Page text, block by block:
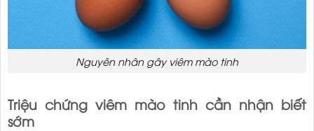
Nguyên nhân gây viêm mào tinh
Triệu chứng viêm mào tinh cần nhận biết
sớm